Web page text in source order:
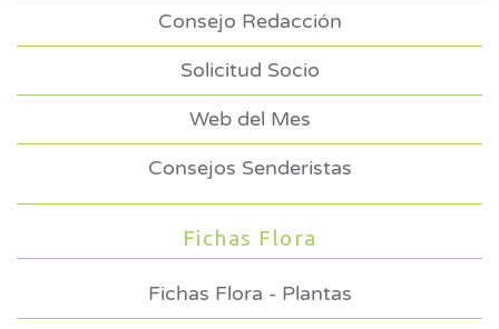
Consejo Redacción
Solicitud Socio
Web del Mes
Consejos Senderistas
Fichas Flora
Fichas Flora - Plantas